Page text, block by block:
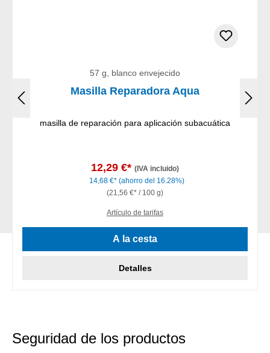
57 g, blanco envejecido
Masilla Reparadora Aqua
masilla de reparación para aplicación subacuática
12,29 €* (IVA incluido)
14,68 €* (ahorro del 16.28%)
(21,56 €* / 100 g)
Artículo de tarifas
A la cesta
Detalles
Seguridad de los productos